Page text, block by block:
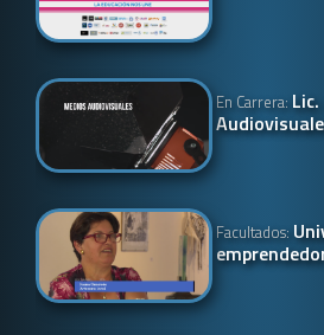
En Carrera:
Facultados: